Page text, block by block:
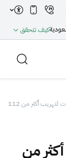
كيف تتحقق
أكثر من